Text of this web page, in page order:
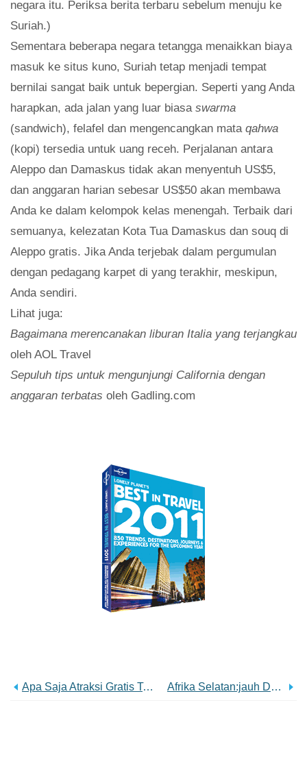
negara itu. Periksa berita terbaru sebelum menuju ke
Suriah.)
Sementara beberapa negara tetangga menaikkan biaya
masuk ke situs kuno, Suriah tetap menjadi tempat
bernilai sangat baik untuk bepergian. Seperti yang Anda
harapkan, ada jalan yang luar biasa swarma
(sandwich), felafel dan mengencangkan mata qahwa
(kopi) tersedia untuk uang receh. Perjalanan antara
Aleppo dan Damaskus tidak akan menyentuh US$5,
dan anggaran harian sebesar US$50 akan membawa
Anda ke dalam kelompok kelas menengah. Terbaik dari
semuanya, kelezatan Kota Tua Damaskus dan souq di
Aleppo gratis. Jika Anda terjebak dalam pergumulan
dengan pedagang karpet di yang terakhir, meskipun,
Anda sendiri.
Lihat juga:
Bagaimana merencanakan liburan Italia yang terjangkau
oleh AOL Travel
Sepuluh tips untuk mengunjungi California dengan
anggaran terbatas oleh Gadling.com
Apa Saja Atraksi Gratis Terbaik Di Dunia? Afrika Selatan:jauh Dari Cape Town